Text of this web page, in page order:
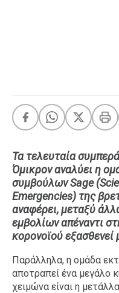
A-List
Xmas
LIFE
Food
Ταξίδια
Style
Σπίτι
Family
Σχέσεις
Τα τελευταία
Όμικρον αναλύει η
συμβούλων Sage
Emergencies) της
αναφέρει, μεταξύ
εμβολίων απέναντι
κορονοϊού
Παράλληλα, η ομάδα
αποτραπεί ένα μεγάλο
χειμώνα είναι η